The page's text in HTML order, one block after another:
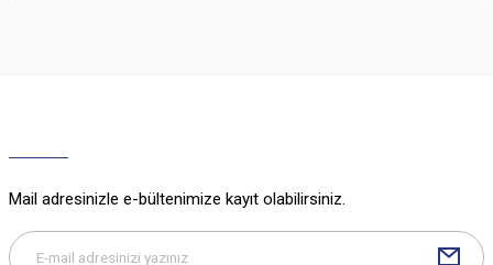
Bu ürüne benzer farklı alternatifler olmalı.
Mail adresinizle e-bültenimize kayıt olabilirsiniz.